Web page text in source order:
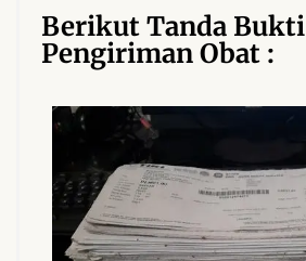
Berikut Tanda Bukti
Pengiriman Obat :